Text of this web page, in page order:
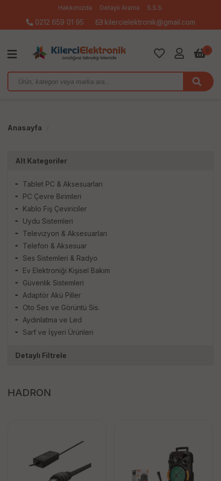
Hakkımızda Detaylı Arama S.S.S.
0212 659 01 95 kilercielektronik@gmail.com
0
Anasayfa
Alt Kategoriler
Tablet PC & Aksesuarları
PC Çevre Birimleri
Kablo Fiş Çeviriciler
Uydu Sistemleri
Televizyon & Aksesuarları
Telefon & Aksesuar
Ses Sistemleri & Radyo
Ev Elektroniği Kişisel Bakım
Güvenlik Sistemleri
Adaptör Akü Piller
Oto Ses ve Görüntü Sis.
Aydınlatma ve Led
Sarf ve İşyeri Ürünleri
Detaylı Filtrele
HADRON